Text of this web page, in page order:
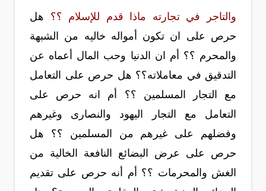
والتاجر في تجارته ماذا قدم للإسلام ؟؟ هل
حرص على ان تكون أمواله خاليه من الشبهة
والمحرم ؟؟ أم ان الدنيا وحب المال أعماه عن
التدقيق في معاملاته؟؟ هل حرص على التعامل
مع التجار المسلمين ؟؟ أم انه حرص على
التعامل مع التجار اليهود والنصارى وغيرهم
وفضلهم على غيرهم من المسلمين ؟؟ هل
حرص على عرض البضائع النافعة الخالية من
الغش والمحرمات ؟؟ أم أنه حرص على تقديم